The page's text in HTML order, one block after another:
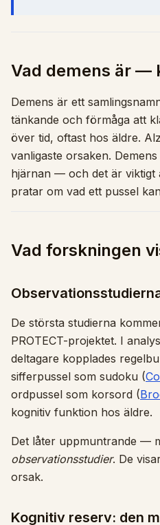
Vad demens är —
Demens är ett
tänkande och förmåga att
över tid, oftast hos äldre.
vanligaste orsaken.
hjärnan — och det är viktigt
pratar om vad ett pussel
Vad forskningen
De största studierna
PROTECT-projektet. I
deltagare kopplades
sifferpussel som sudoku (
ordpussel som korsord (
kognitiv funktion hos äldre.
Det låter uppmuntrande —
observationsstudier. De
orsak.
Kognitiv reserv: den